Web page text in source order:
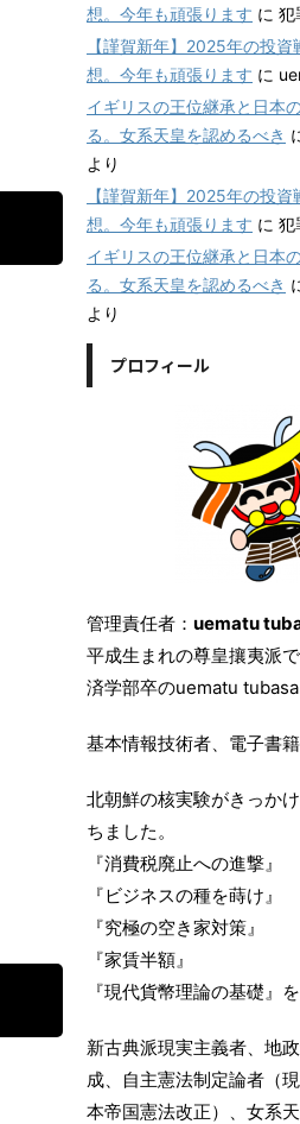
想。今年も頑張ります に 犯
【謹賀新年】2025年の投
想。今年も頑張ります に
イギリスの王位継承と日本
る。女系天皇を認めるべき
より
【謹賀新年】2025年の投
想。今年も頑張ります に 犯
イギリスの王位継承と日本
る。女系天皇を認めるべき
より
プロフィール
管理責任者： uematu
平成生まれの尊皇攘夷派
済学部卒のuematu tubasa
基本情報技術者、電子書籍
北朝鮮の核実験がきっか
ちました。
『消費税廃止への進撃』
『ビジネスの種を蒔け』
『究極の空き家対策』
『家賃半額』
『現代貨幣理論の基礎』
新古典派現実主義者、地
成、自主憲法制定論者（
本帝国憲法改正）、女系